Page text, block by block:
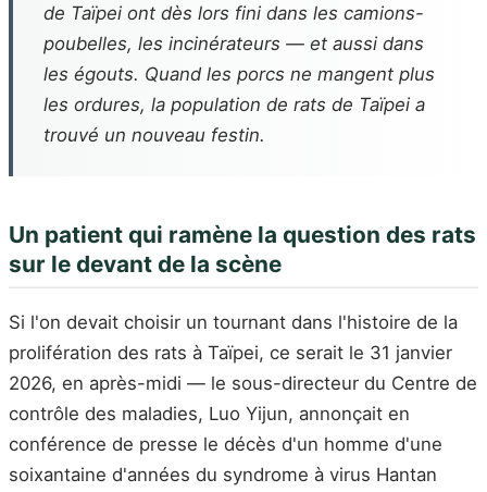
de Taïpei ont dès lors fini dans les camions-
poubelles, les incinérateurs — et aussi dans
les égouts. Quand les porcs ne mangent plus
les ordures, la population de rats de Taïpei a
trouvé un nouveau festin.
Un patient qui ramène la question des rats
sur le devant de la scène
Si l'on devait choisir un tournant dans l'histoire de la
prolifération des rats à Taïpei, ce serait le 31 janvier
2026, en après-midi — le sous-directeur du Centre de
contrôle des maladies, Luo Yijun, annonçait en
conférence de presse le décès d'un homme d'une
soixantaine d'années du syndrome à virus Hantan